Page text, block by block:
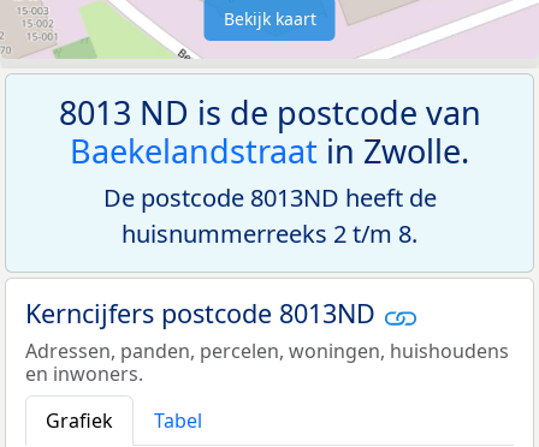
Bekijk kaart
8013 ND is de postcode van
Baekelandstraat in Zwolle.
De postcode 8013ND heeft de
huisnummerreeks 2 t/m 8.
Kerncijfers postcode 8013ND
Adressen, panden, percelen, woningen, huishoudens
en inwoners.
Grafiek
Tabel